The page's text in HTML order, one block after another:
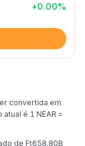
+0.00%
convertida em
é 1 NEAR =
de Ft658.80B